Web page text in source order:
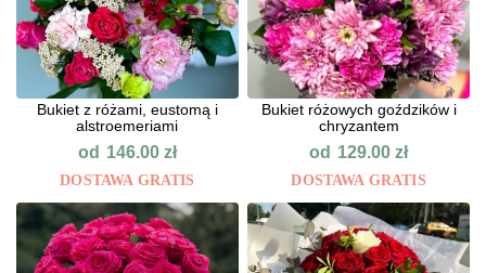
Bukiet z różami, eustomą i
alstroemeriami
od 146.00 zł
DOSTAWA GRATIS
Bukiet różowych goździków i
chryzantem
od 129.00zł
DOSTAWA GRATIS